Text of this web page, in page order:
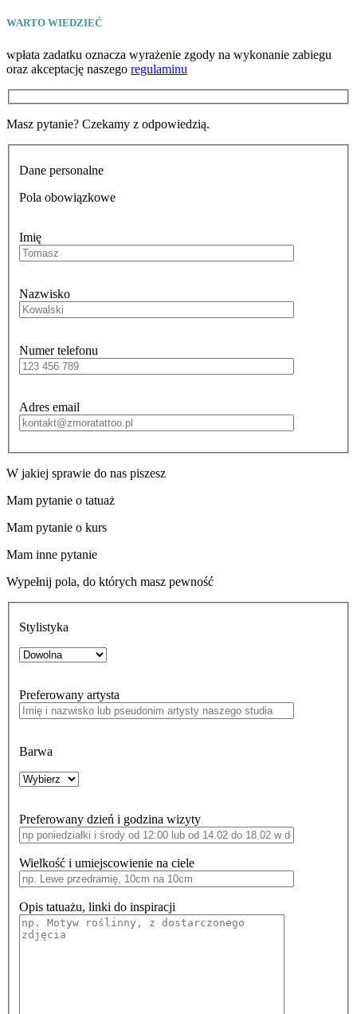
WARTO WIEDZIEĆ
wpłata zadatku oznacza wyrażenie zgody na wykonanie zabiegu
oraz akceptację naszego regulaminu
Masz pytanie? Czekamy z odpowiedzią.
Dane personalne
Pola obowiązkowe
Imię
Nazwisko
Numer telefonu
Adres email
W jakiej sprawie do nas piszesz
Mam pytanie o tatuaż
Mam pytanie o kurs
Mam inne pytanie
Wypełnij pola, do których masz pewność
Stylistyka
Preferowany artysta
Barwa
Preferowany dzień i godzina wizyty
Wielkość i umiejscowienie na ciele
Opis tatuażu, linki do inspiracji